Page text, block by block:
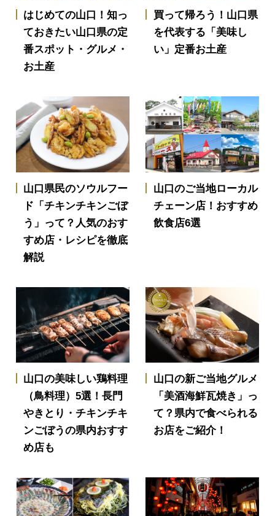
はじめての山口！知っ
ておきたい山口県の定
番スポット・グルメ・
お土産
買って帰ろう！山口県
を代表する「美味し
い」定番お土産
山口県民のソウルフー
ド「チキンチキンごぼ
う」って？人気のおす
すめ店・レシピを徹底
解説
山口のご当地ローカル
チェーン店！おすすめ
飲食店6選
山口の美味しい鶏料理
（鳥料理）5選！長門
やきとり・チキンチキ
ンごぼうの県内おすす
め店も
山口の新ご当地グルメ
「美酒海鮮瓦焼き」っ
て？県内で食べられる
お店をご紹介！